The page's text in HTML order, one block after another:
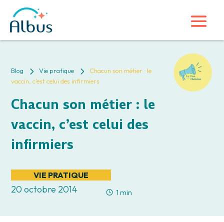
Blog 5 Vie pratique 5
Chacun son métier : le
vaccin, c’est celui des infirmiers
Chacun son métier : le
vaccin, c’est celui des
infirmiers
VIE PRATIQUE
20 octobre 2014 1 min